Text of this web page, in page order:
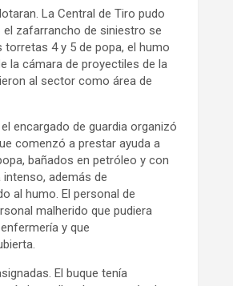
La Central de Tiro pudo
zafarrancho de siniestro se
4 y 5 de popa, el humo
la cámara de proyectiles de la
al sector como área de
encargado de guardia organizó
comenzó a prestar ayuda a
bañados en petróleo y con
además de
al humo. El personal de
malherido que pudiera
y que
El buque tenía